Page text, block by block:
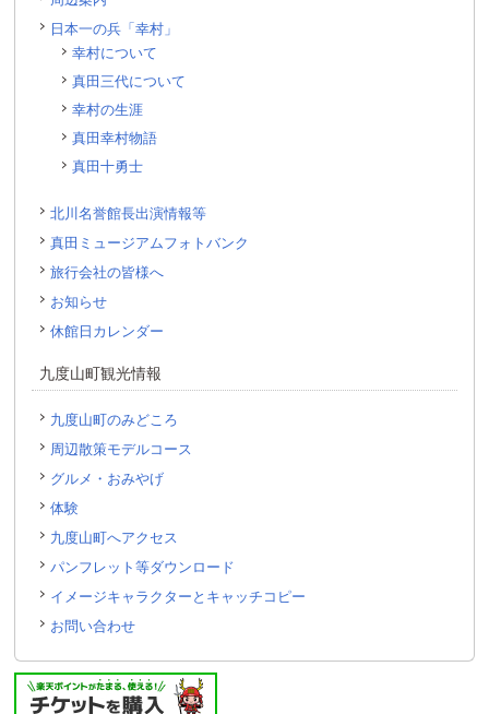
日本一の兵「幸村」
幸村について
真田三代について
幸村の生涯
真田幸村物語
真田十勇士
北川名誉館長出演情報等
真田ミュージアムフォトバンク
旅行会社の皆様へ
お知らせ
休館日カレンダー
九度山町観光情報
九度山町のみどころ
周辺散策モデルコース
グルメ・おみやげ
体験
九度山町へアクセス
パンフレット等ダウンロード
イメージキャラクターとキャッチコピー
お問い合わせ